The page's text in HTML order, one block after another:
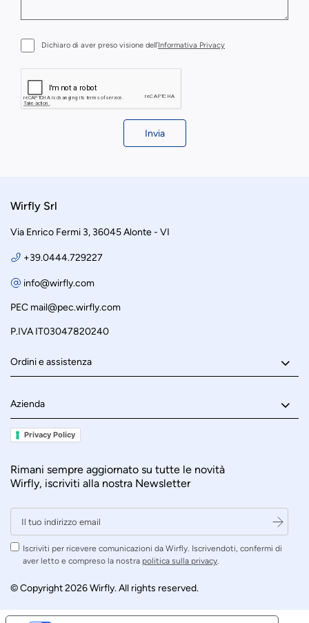
Dichiaro di aver preso visione dell’Informativa Privacy
Invia
Wirfly Srl
Via Enrico Fermi 3, 36045 Alonte - VI
+39.0444.729227
info@wirfly.com
PEC mail@pec.wirfly.com
P.IVA IT03047820240
Ordini e assistenza
Azienda
Privacy Policy
Rimani sempre aggiornato su tutte le novità
Wirfly, iscriviti alla nostra Newsletter
Iscriviti per ricevere comunicazioni da Wirfly. Iscrivendoti, confermi di
aver letto e compreso la nostra politica sulla privacy.
© Copyright 2026 Wirfly. All rights reserved.